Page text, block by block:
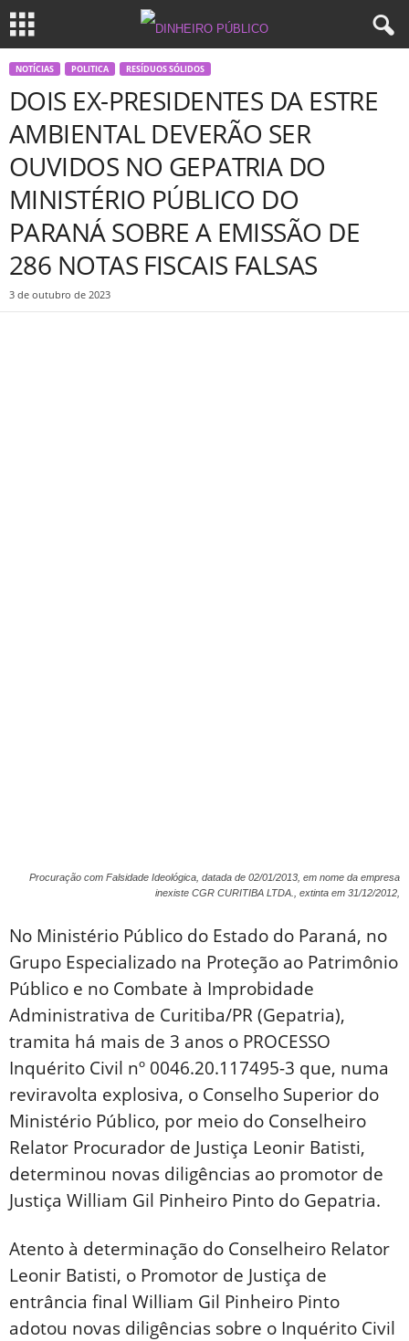
NOTÍCIAS POLITICA RESÍDUOS SÓLIDOS
DOIS EX-PRESIDENTES DA ESTRE
AMBIENTAL DEVERÃO SER
OUVIDOS NO GEPATRIA DO
MINISTÉRIO PÚBLICO DO
PARANÁ SOBRE A EMISSÃO DE
286 NOTAS FISCAIS FALSAS
3 de outubro de 2023
Procuração com Falsidade Ideológica, datada de 02/01/2013, em nome da empresa
inexiste CGR CURITIBA LTDA., extinta em 31/12/2012,
No Ministério Público do Estado do Paraná, no
Grupo Especializado na Proteção ao Patrimônio
Público e no Combate à Improbidade
Administrativa de Curitiba/PR (Gepatria),
tramita há mais de 3 anos o PROCESSO
Inquérito Civil nº 0046.20.117495-3 que, numa
reviravolta explosiva, o Conselho Superior do
Ministério Público, por meio do Conselheiro
Relator Procurador de Justiça Leonir Batisti,
determinou novas diligências ao promotor de
Justiça William Gil Pinheiro Pinto do Gepatria.
Atento à determinação do Conselheiro Relator
Leonir Batisti, o Promotor de Justiça de
entrância final William Gil Pinheiro Pinto
adotou novas diligências sobre o Inquérito Civil